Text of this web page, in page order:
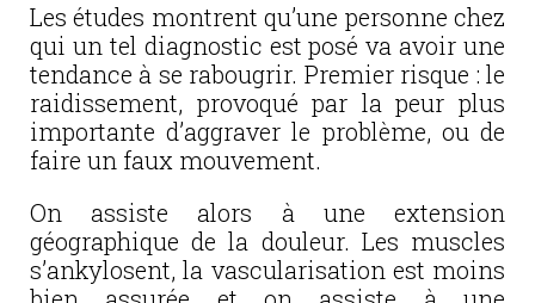
Les études montrent qu’une personne chez
qui un tel diagnostic est posé va avoir une
tendance à se rabougrir. Premier risque : le
raidissement, provoqué par la peur plus
importante d’aggraver le problème, ou de
faire un faux mouvement.
On assiste alors à une extension
géographique de la douleur. Les muscles
s’ankylosent, la vascularisation est moins